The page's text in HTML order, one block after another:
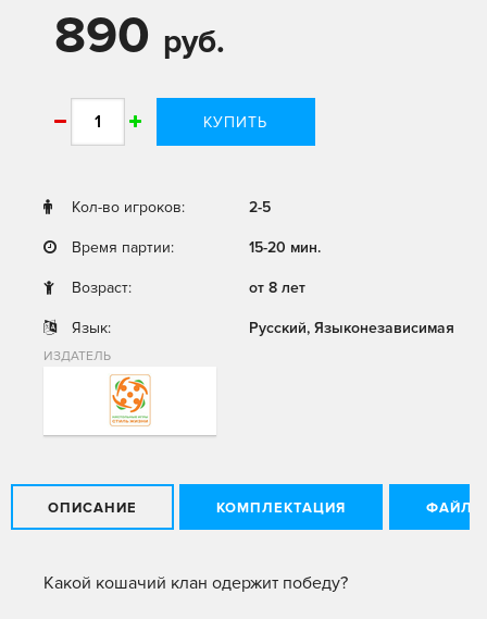
890 руб.
КУПИТЬ
Кол-во игроков: 2-5
Время партии: 15-20 мин.
Возраст: от 8 лет
Язык: Русский, Языконезависимая
ИЗДАТЕЛЬ
ОПИСАНИЕ КОМПЛЕКТАЦИЯ ФАЙЛЫ
Какой кошачий клан одержит победу?